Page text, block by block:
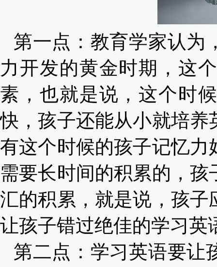
第一点：教育学家认为
力开发的黄金时期，这
素，也就是说，这个时
快，孩子还能从小就培
有这个时候的孩子记忆
需要长时间的积累的，
汇的积累，就是说，孩
让孩子错过绝佳的学习英
第二点：学习英语要让